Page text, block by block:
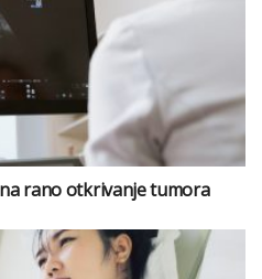
rano otkrivanje tumora